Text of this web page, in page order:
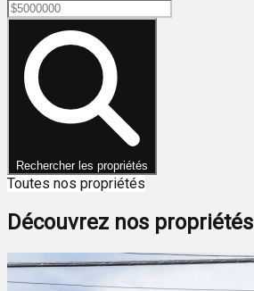
Rechercher les propriétés
Toutes nos propriétés
Découvrez nos propriétés